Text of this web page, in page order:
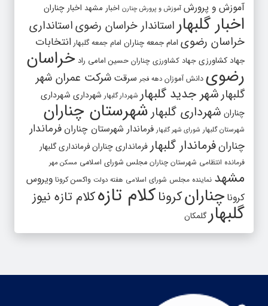
آموزش و پرورش آموزش و پرورش چنارن اخبار مشهد اخبار چناران
اخبار گلبهار استاندار خراسان رضویاستانداری
خراسان رضوی امام جمعه چناران امام جمعه گلبهار انتخابات
جهاد کشاورزی جهاد کشاورزی چناران حسین امامی راد خراسان
رضوی دانش آموزان دهه فجر سرقت شرکت عمران شهر
گلبهارشهر جدید گلبهار شهردار گلبهار شهرداری شهرداری
چناران شهرداری گلبهار شهرستان چناران
شهرستان گلبهار شورای شهر گلبهار فرماندار شهرستان چناران فرماندار
چنارانفرماندار گلبهار فرمانداری چنارانفرمانداری گلبهار
فرمانده انتظامی شهرستان چناران مجلس شورای اسلامی مسکن مهر
مشهد نماینده مجلس شورای اسلامی هفته دولت واکسن کرونا ویروس
کرونا چنارانکروناکلام تازهکلام تازه نیوز
گلبهارگلمکان